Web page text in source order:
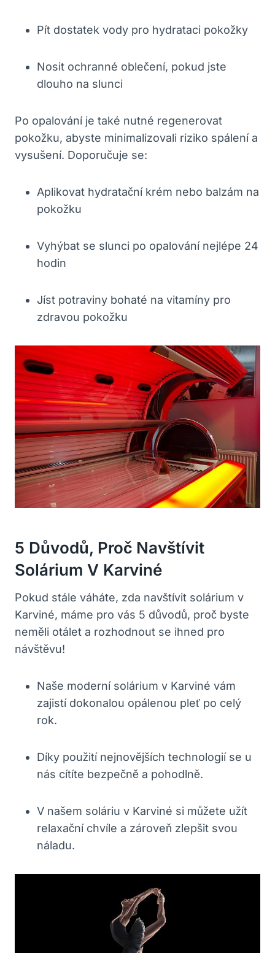
Pít dostatek vody pro hydrataci pokožky
Nosit ochranné oblečení, pokud jste
dlouho na slunci
Po opalování je také nutné regenerovat
pokožku, abyste minimalizovali riziko spálení a
vysušení. Doporučuje se:
Aplikovat hydratační krém nebo balzám na
pokožku
Vyhýbat se slunci po opalování nejlépe 24
hodin
Jíst potraviny bohaté na vitamíny pro
zdravou pokožku
5 Důvodů, Proč Navštívit
Solárium V Karviné
Pokud stále váháte, zda navštívit solárium v
Karviné, máme pro vás 5 důvodů, proč byste
neměli otálet a rozhodnout se ihned pro
návštěvu!
Naše moderní solárium v Karviné vám
zajistí dokonalou opálenou pleť po celý
rok.
Díky použití nejnovějších technologií se u
nás cítíte bezpečně a pohodlně.
V našem soláriu v Karviné si můžete užít
relaxační chvíle a zároveň zlepšit svou
náladu.